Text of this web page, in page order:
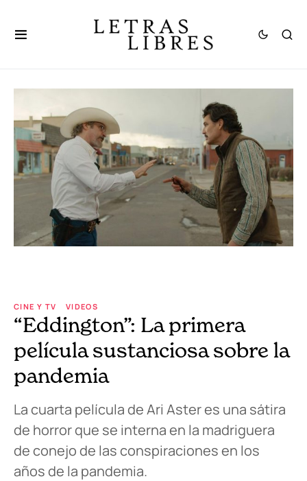
CINE Y TV VIDEOS
“Eddington”: La primera
película sustanciosa sobre la
pandemia
La cuarta película de Ari Aster es una sátira
de horror que se interna en la madriguera
de conejo de las conspiraciones en los
años de la pandemia.